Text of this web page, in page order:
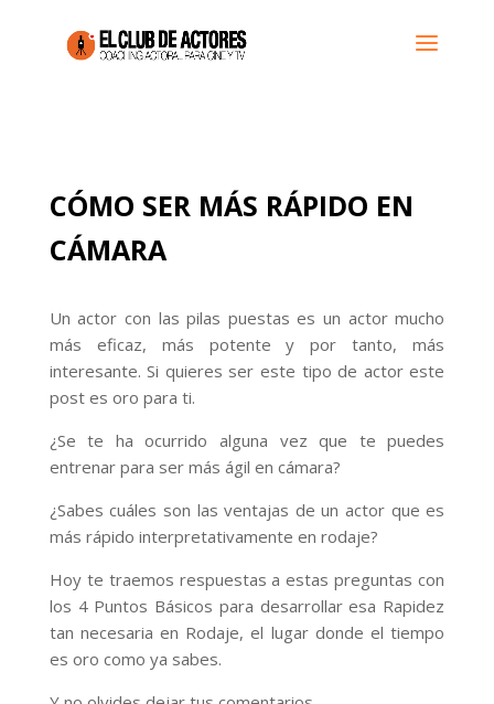
CÓMO SER MÁS RÁPIDO EN
CÁMARA
Un actor con las pilas puestas es un actor mucho
más eficaz, más potente y por tanto, más
interesante. Si quieres ser este tipo de actor este
post es oro para ti.
¿Se te ha ocurrido alguna vez que te puedes
entrenar para ser más ágil en cámara?
¿Sabes cuáles son las ventajas de un actor que es
más rápido interpretativamente en rodaje?
Hoy te traemos respuestas a estas preguntas con
los 4 Puntos Básicos para desarrollar esa Rapidez
tan necesaria en Rodaje, el lugar donde el tiempo
es oro como ya sabes.